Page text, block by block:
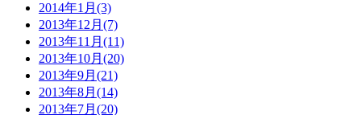
2014年1月(3)
2013年12月(7)
2013年11月(11)
2013年10月(20)
2013年9月(21)
2013年8月(14)
2013年7月(20)